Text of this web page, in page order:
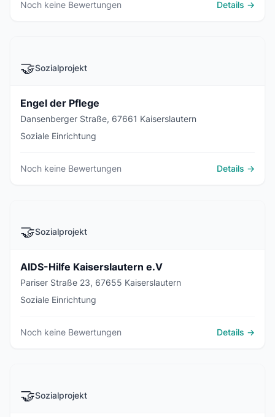
Noch keine Bewertungen Details →
🤝Sozialprojekt
Engel der Pflege
Dansenberger Straße, 67661 Kaiserslautern
Soziale Einrichtung
Noch keine Bewertungen Details →
🤝Sozialprojekt
AIDS-Hilfe Kaiserslautern e.V
Pariser Straße 23, 67655 Kaiserslautern
Soziale Einrichtung
Noch keine Bewertungen Details →
🤝Sozialprojekt